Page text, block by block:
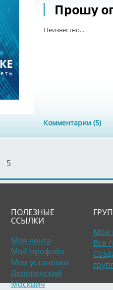
Прошу
Неизвестно...
Комментарии (5)
5
ПОЛЕЗНЫЕ
ССЫЛКИ
Моя лента
Мой профайл
Мои установки
Деревенский
Москвич
Мои
Все